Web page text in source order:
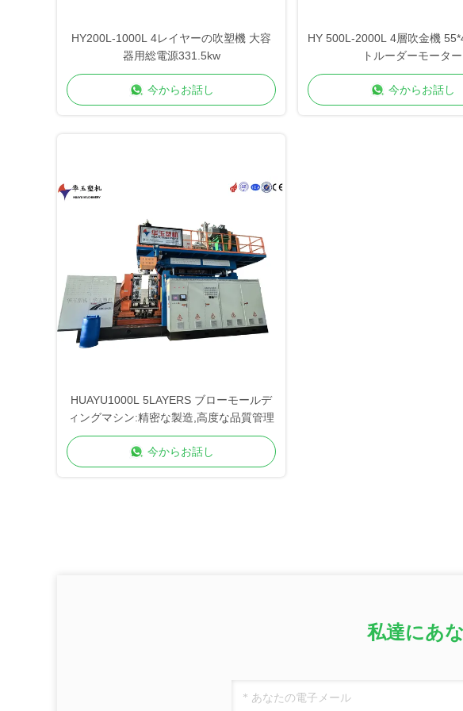
HY200L-1000L 4レイヤーの吹塑機 大容
器用総電源331.5kw
今からお話し
HY 500L-2000L 4層吹金機
トルーダーモーター
今からお話し
HUAYU1000L 5LAYERS ブローモールデ
ィングマシン:精密な製造,高度な品質管理
今からお話し
私達にあ